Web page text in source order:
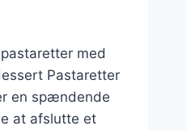
med
Pastaretter
en spændende
at afslutte et